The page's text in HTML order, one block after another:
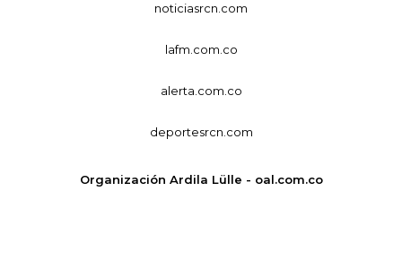
noticiasrcn.com
lafm.com.co
alerta.com.co
deportesrcn.com
Organización Ardila Lülle - oal.com.co